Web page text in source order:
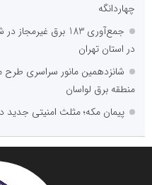
چهاردانگه
جمع‌آوری 183 برق
در استان تهران
شانزدهمین مانور سراسری طرح
منطقه برق لواسان
پیمان مکه؛ مثلث امنیتی جدید